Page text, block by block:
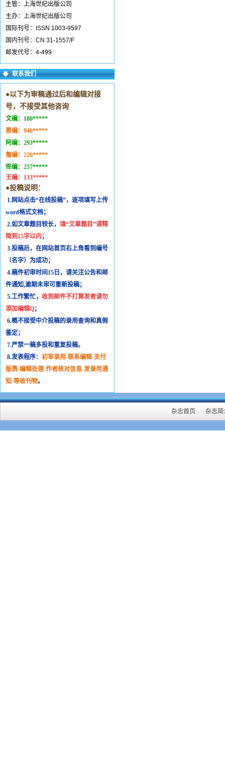
主管：上海世纪出版公司
主办：上海世纪出版公司
国际刊号：ISSN 1003-9597
国内刊号：CN 31-1557/F
邮发代号：4-499
联系我们
●以下为审稿通过后和编辑对接
号，不接受其他咨询
文编： 180*****
景编： 946*****
阿编： 293*****
詹编： 226*****
佟编： 257*****
王编： 133*****
●投稿说明：
1.网站点击“在线投稿”，逐项填写上传
word格式文档；
2.如文章题目较长， 填“文章题目”请精
简到15字以内 ；
3.投稿后，在网站首页右上角看到编号
（名字）为成功；
4.稿件初审时间15日，请关注公告和邮
件通知,逾期未审可重新投稿；
5.工作繁忙， 收到邮件不打算发者请勿
添加编辑Q；
6.概不接受中介投稿的录用查询和真假
鉴定；
7.严禁一稿多投和重复投稿。
8.发表程序： 初审录用-联系编辑-支付
版费-编辑处理-作者核对信息-发录用通
知-等收刊物。
杂志首页 杂志简